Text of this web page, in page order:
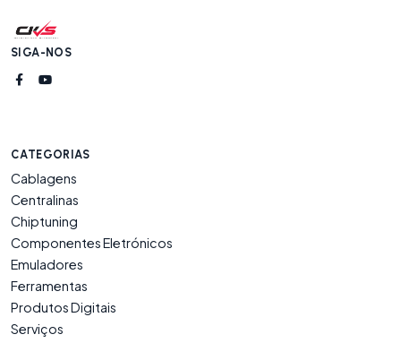
SIGA-NOS
CATEGORIAS
Cablagens
Centralinas
Chiptuning
Componentes Eletrónicos
Emuladores
Ferramentas
Produtos Digitais
Serviços